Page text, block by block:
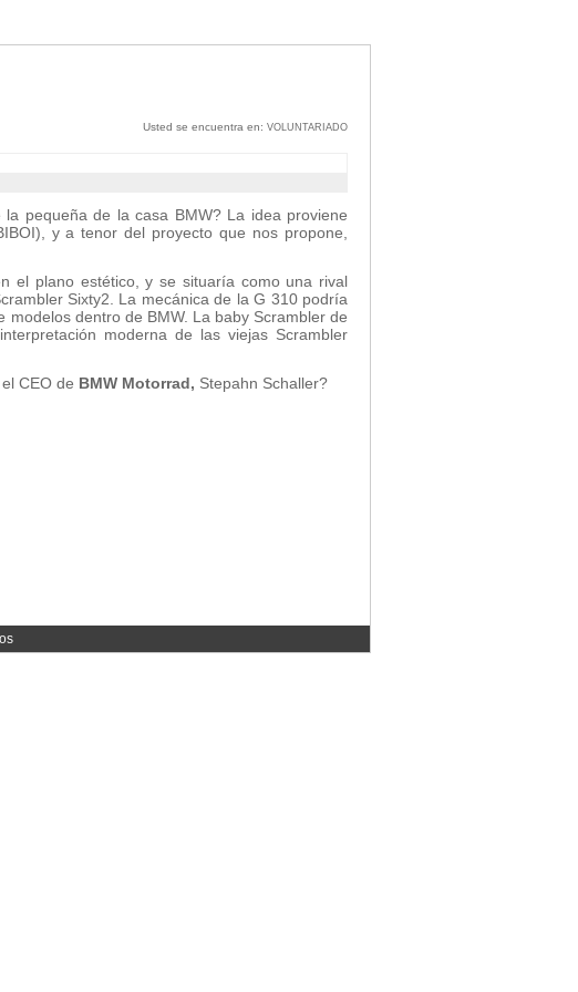
Usted se encuentra en: VOLUNTARIADO
pequeña de la casa BMW? La idea proviene
y a tenor del proyecto que nos propone,
el plano estético, y se situaría como una rival
Sixty2. La mecánica de la G 310 podría
dentro de BMW. La baby Scrambler de
moderna de las viejas Scrambler
CEO de BMW Motorrad, Stepahn Schaller?